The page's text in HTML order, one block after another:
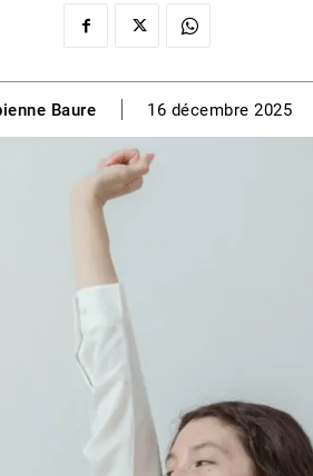
Baure 16 décembre 2025